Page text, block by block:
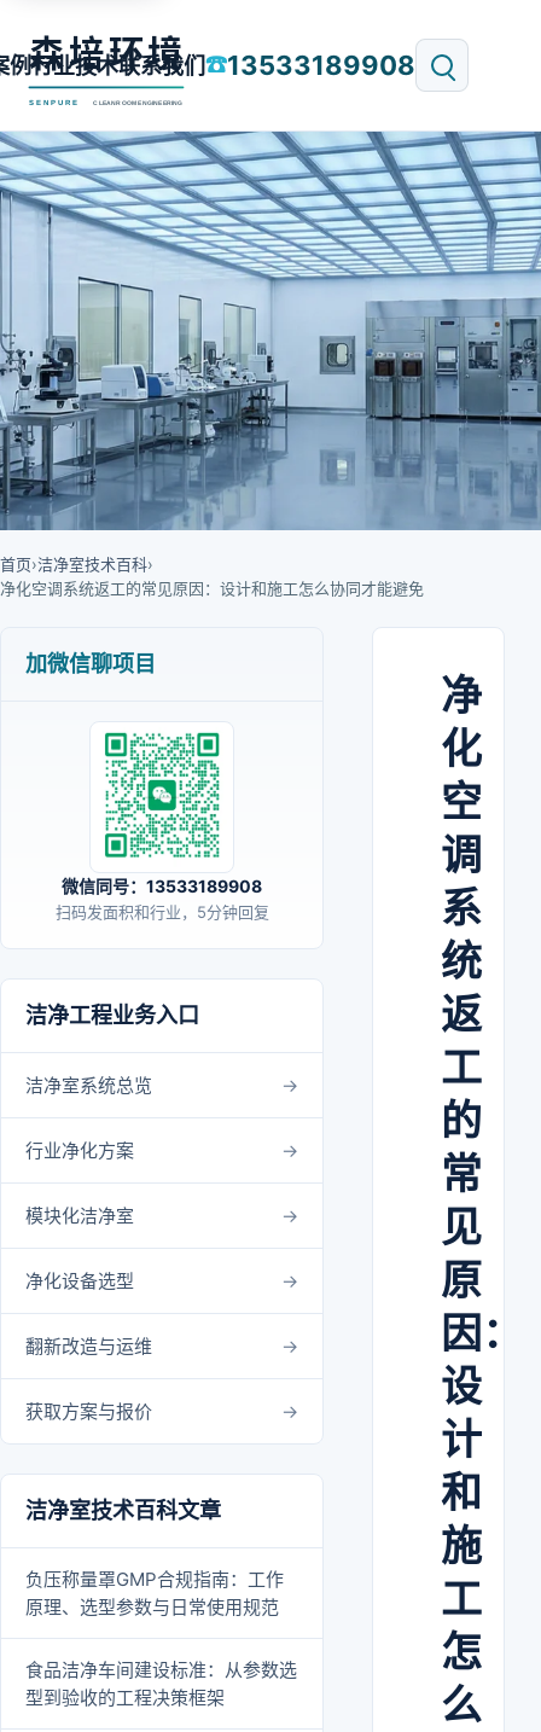
例行业技术联系我们☎13533189908
首页›洁净室技术百科›
净化空调系统返工的常见原因：设计和施工怎么协同才能避免
加微信聊项目
微信同号：13533189908
扫码发面积和行业，5分钟回复
洁净工程业务入口
洁净室系统总览
行业净化方案
模块化洁净室
净化设备选型
翻新改造与运维
获取方案与报价
洁净室技术百科文章
负压称量罩GMP合规指南：工作
原理、选型参数与日常使用规范
食品洁净车间建设标准：从参数选
型到验收的工程决策框架
净
化
空
调
系
统
返
工
的
常
见
原
因：
设
计
和
施
工
怎
么